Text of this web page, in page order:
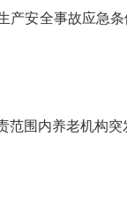
产安全事故应急
围内养老机构突